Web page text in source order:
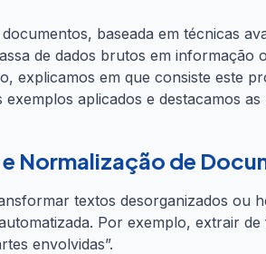
baseada em técnicas
de dados brutos em
explicamos em que consiste este
aplicados e destacamos
Normalização de
textos desorganizados ou
Por exemplo, extrair
envolvidas”.